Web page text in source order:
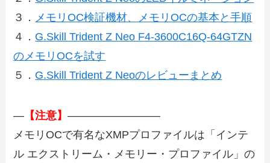
３． メモリOC検証機材、メモリOCの基本と手順
４． G.Skill Trident Z Neo F4-3600C16Q-64GTZN
のメモリOCを試す
５． G.Skill Trident Z Neoのレビューまとめ
— 【注意】————————–
メモリOCで有名なXMPプロファイルは「インテ
ル エクストリーム・メモリー・プロファイル」の